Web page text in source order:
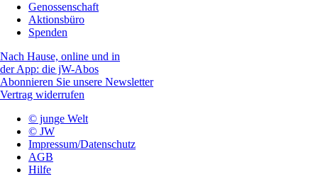
Genossenschaft
Aktionsbüro
Spenden
Nach Hause, online und in
der App: die jW-Abos
Abonnieren Sie unsere Newsletter
Vertrag widerrufen
© junge Welt
© JW
Impressum/Datenschutz
AGB
Hilfe